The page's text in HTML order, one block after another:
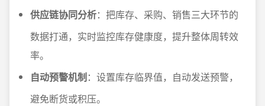
供应链协同分析：把库存、采购、销售三大环节的
数据打通，实时监控库存健康度，提升整体周转效
率。
自动预警机制：设置库存临界值，自动发送预警，
避免断货或积压。